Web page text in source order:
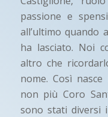
passione e
all’ultimo quando
ha lasciato. Noi
altro che
nome. Così
non più Coro
sono stati diversi